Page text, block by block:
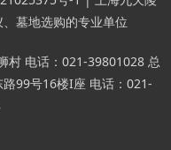
墓地选购的专业单位
村 电话：021-39801028 总
99号16楼I座 电话：021-